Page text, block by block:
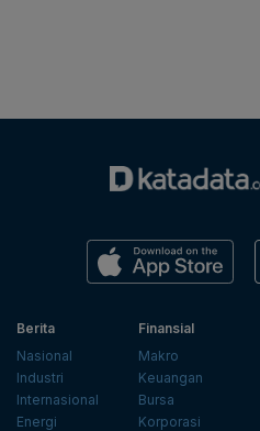
Berita
Nasional
Industri
Internasional
Energi
Finansial
Makro
Keuangan
Bursa
Korporasi